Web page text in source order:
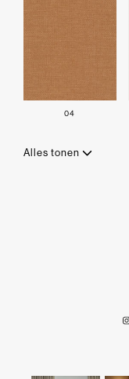
04
Alles tonen